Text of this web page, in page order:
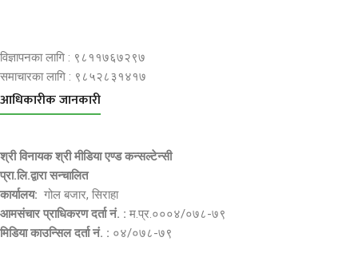
विज्ञापनका लागि : ९८११७६७२९७
समाचारका लागि : ९८५२८३१४१७
आधिकारीक जानकारी
श्री विनायक श्री मीडिया एण्ड कन्सल्टेन्सी
प्रा.लि.द्वारा सन्चालित
कार्यालय: गोल बजार, सिराहा
आमसंचार प्राधिकरण दर्ता नं. : म.प्र.०००४/०७८-७९
मिडिया काउन्सिल दर्ता नं. : ०४/०७८-७९